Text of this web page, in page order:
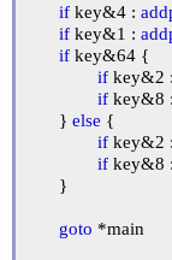
if key&4 :
if key&1 :
if key&64 {
if key&2 :
if key&8 :
	}
else {
if key&2 :
if key&8 :
goto *main